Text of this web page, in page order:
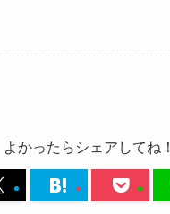
よかったらシェアしてね！